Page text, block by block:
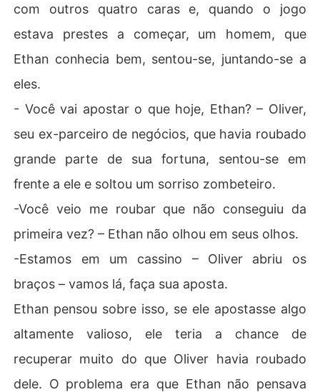
com outros quatro caras e, quando o jogo
estava prestes a começar, um homem, que
Ethan conhecia bem, sentou-se, juntando-se a
eles.
- Você vai apostar o que hoje, Ethan? – Oliver,
seu ex-parceiro de negócios, que havia roubado
grande parte de sua fortuna, sentou-se em
frente a ele e soltou um sorriso zombeteiro.
-Você veio me roubar que não conseguiu da
primeira vez? – Ethan não olhou em seus olhos.
-Estamos em um cassino – Oliver abriu os
braços – vamos lá, faça sua aposta.
Ethan pensou sobre isso, se ele apostasse algo
altamente valioso, ele teria a chance de
recuperar muito do que Oliver havia roubado
dele. O problema era que Ethan não pensava